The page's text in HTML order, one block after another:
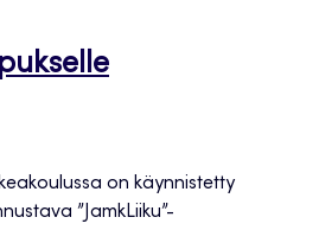
on käynnistetty
”JamkLiiku”-